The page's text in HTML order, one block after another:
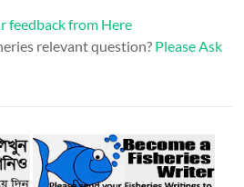
feedback from Here
relevant question? Please Ask